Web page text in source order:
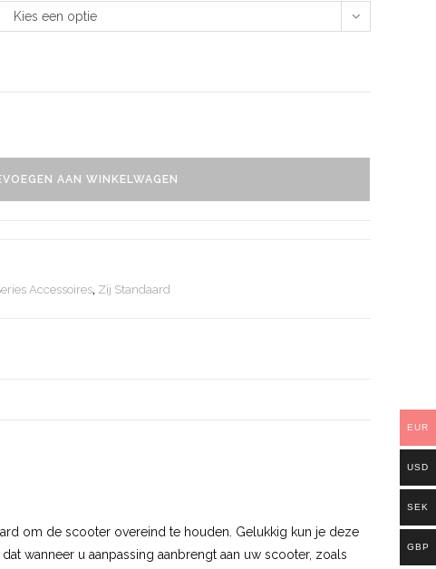
Kies een optie
AAN WINKELWAGEN
Accessoires, Zij Standaard
om de scooter overeind te houden. Gelukkig kun je deze
wanneer u aanpassing aanbrengt aan uw scooter, zoals
EUR
USD
SEK
GBP